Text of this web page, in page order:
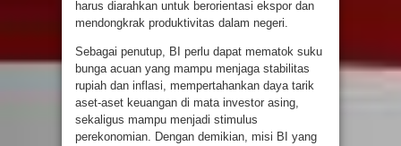
harus diarahkan untuk berorientasi ekspor dan
mendongkrak produktivitas dalam negeri.
Sebagai penutup, BI perlu dapat mematok suku
bunga acuan yang mampu menjaga stabilitas
rupiah dan inflasi, mempertahankan daya tarik
aset-aset keuangan di mata investor asing,
sekaligus mampu menjadi stimulus
perekonomian. Dengan demikian, misi BI yang